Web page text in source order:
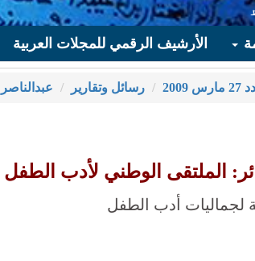
الأرشيف الرقمي للمجلات العربية
2009 رسائل وتقارير
الملتقى الوطني لأدب الطفل
لجماليات أدب الطفل